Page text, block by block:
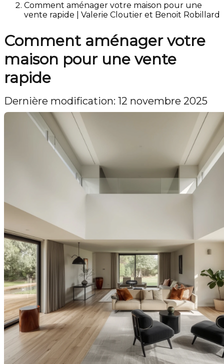
Comment aménager votre maison pour une
vente rapide | Valerie Cloutier et Benoit Robillard
Comment aménager votre
maison pour une vente
rapide
Dernière modification: 12 novembre 2025